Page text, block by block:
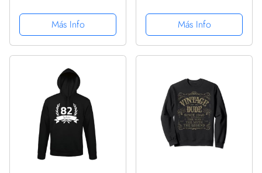
regalo Sudadera con
Capucha
Más Info
años Sudadera
Más Info